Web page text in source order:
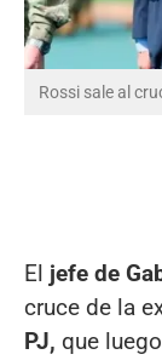
Rossi sale al
El jefe de
cruce de la
PJ, que